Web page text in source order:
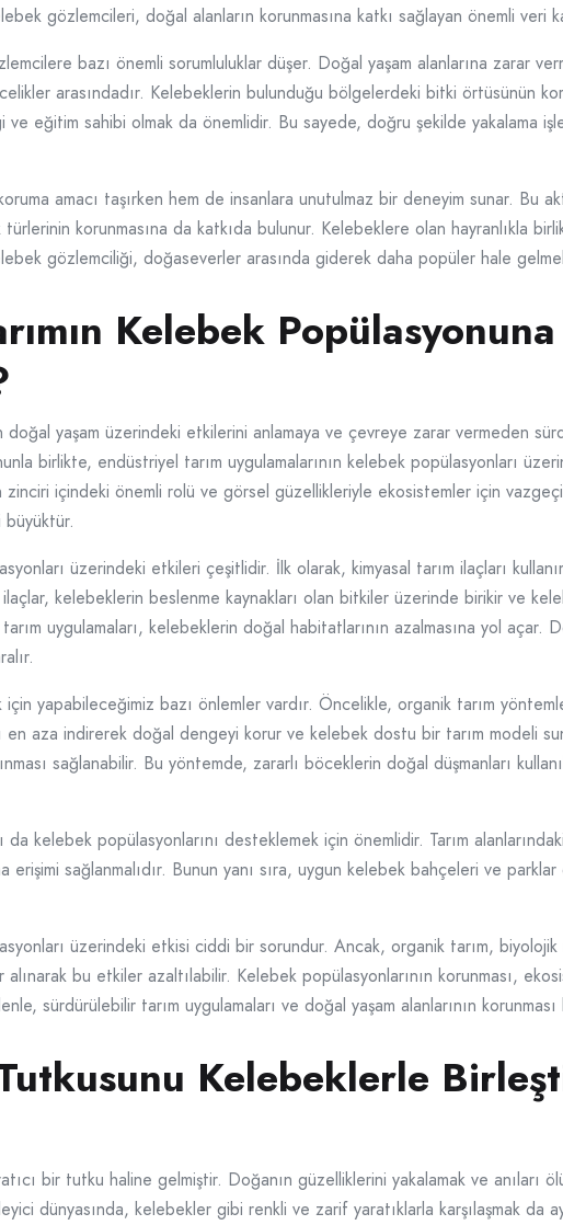
gözlemcileri, doğal alanların korunmasına katkı sağlayan önemli veri
bazı önemli sorumluluklar düşer. Doğal yaşam alanlarına zarar
arasındadır. Kelebeklerin bulunduğu bölgelerdeki bitki örtüsünün
eğitim sahibi olmak da önemlidir. Bu sayede, doğru şekilde yakalama
amacı taşırken hem de insanlara unutulmaz bir deneyim sunar. Bu
korunmasına da katkıda bulunur. Kelebeklere olan hayranlıkla
gözlemciliği, doğaseverler arasında giderek daha popüler hale
Kelebek
doğal yaşam üzerindeki etkilerini anlamaya ve çevreye zarar vermeden
birlikte, endüstriyel tarım uygulamalarının kelebek popülasyonları
içindeki önemli rolü ve görsel güzellikleriyle ekosistemler için
büyüktür.
üzerindeki etkileri çeşitlidir. İlk olarak, kimyasal tarım ilaçları
kelebeklerin beslenme kaynakları olan bitkiler üzerinde birikir ve
uygulamaları, kelebeklerin doğal habitatlarının azalmasına yol açar.
için yapabileceğimiz bazı önlemler vardır. Öncelikle, organik tarım
en aza indirerek doğal dengeyi korur ve kelebek dostu bir tarım modeli
sağlanabilir. Bu yöntemde, zararlı böceklerin doğal düşmanları
da kelebek popülasyonlarını desteklemek için önemlidir. Tarım
erişimi sağlanmalıdır. Bunun yanı sıra, uygun kelebek bahçeleri ve
üzerindeki etkisi ciddi bir sorundur. Ancak, organik tarım,
alınarak bu etkiler azaltılabilir. Kelebek popülasyonlarının korunması,
sürdürülebilir tarım uygulamaları ve doğal yaşam alanlarının
Kelebeklerle
bir tutku haline gelmiştir. Doğanın güzelliklerini yakalamak ve anıları
dünyasında, kelebekler gibi renkli ve zarif yaratıklarla karşılaşmak da